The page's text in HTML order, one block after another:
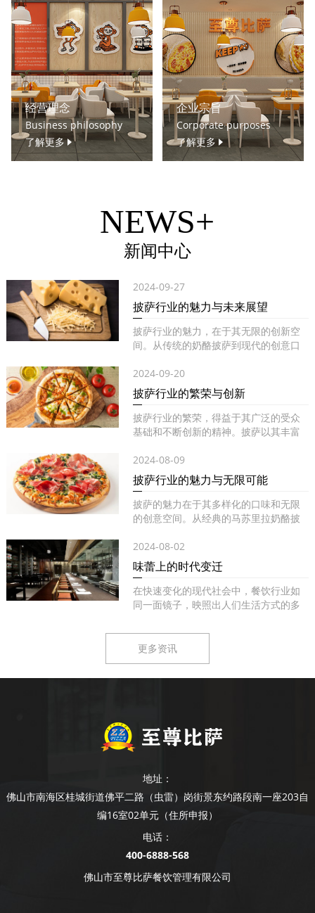
经营理念
Business philosophy
了解更多
企业宗旨
Corporate purposes
了解更多
NEWS+
新闻中心
2024-09-27
披萨行业的魅力与未来展望
披萨行业的魅力，在于其无限的创新空
间。从传统的奶酪披萨到现代的创意口
2024-09-20
披萨行业的繁荣与创新
披萨行业的繁荣，得益于其广泛的受众
基础和不断创新的精神。披萨以其丰富
2024-08-09
披萨行业的魅力与无限可能
披萨的魅力在于其多样化的口味和无限
的创意空间。从经典的马苏里拉奶酪披
2024-08-02
味蕾上的时代变迁
在快速变化的现代社会中，餐饮行业如
同一面镜子，映照出人们生活方式的多
更多资讯
地址：
佛山市南海区桂城街道佛平二路（虫雷）岗街景东约路段南一座203自
编16室02单元（住所申报）
电话：
400-6888-568
佛山市至尊比萨餐饮管理有限公司